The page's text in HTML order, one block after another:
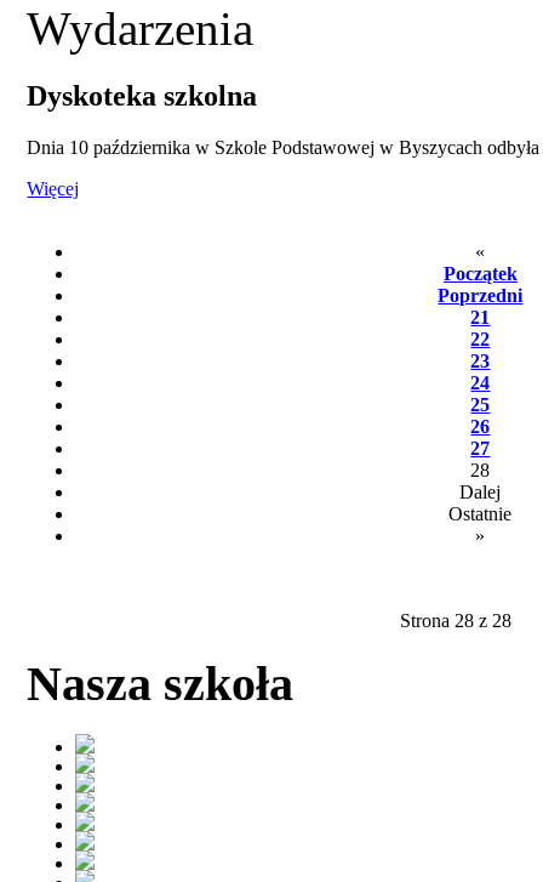
Wydarzenia
Dyskoteka szkolna
Dnia 10 października w Szkole Podstawowej w Byszycach
Więcej
«
Początek
Poprzedni
21
22
23
24
25
26
27
28
Dalej
Ostatnie
»
Strona 28 z 28
Nasza szkoła